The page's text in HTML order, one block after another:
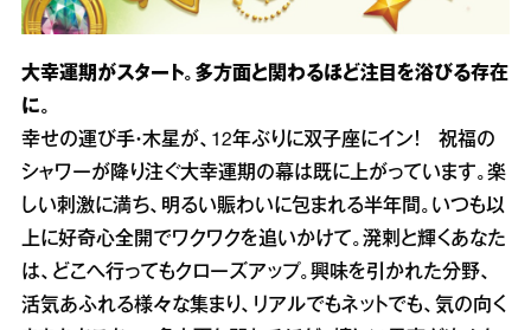
大幸運期がスタート。多方面と関わるほど注目を浴びる存在
に。
幸せの運び手・木星が、12年ぶりに双子座にイン！ 祝福の
シャワーが降り注ぐ大幸運期の幕は既に上がっています。楽
しい刺激に満ち、明るい賑わいに包まれる半年間。いつも以
上に好奇心全開でワクワクを追いかけて。溌剌と輝くあなた
は、どこへ行ってもクローズアップ。興味を引かれた分野、
活気あふれる様々な集まり、リアルでもネットでも、気の向く